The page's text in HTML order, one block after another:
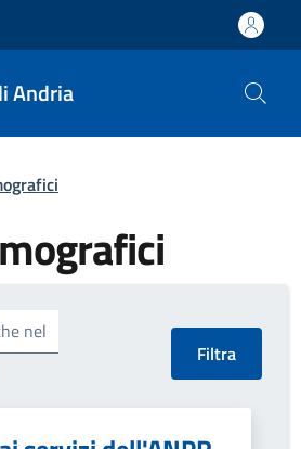
Andria
nel